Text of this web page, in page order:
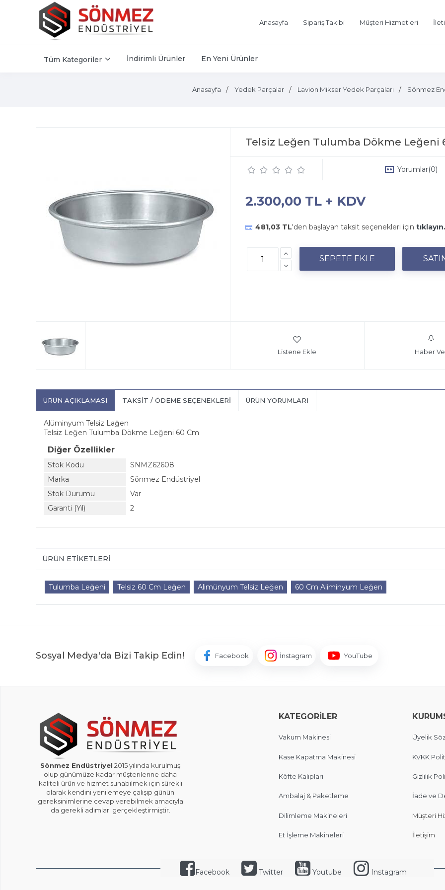
Anasayfa Sipariş Takibi Müşteri Hizmetleri
Tüm Kategoriler İndirimli Ürünler En Yeni Ürünler
Anasayfa Yedek Parçalar Lavion Mikser Yedek Parçaları Sönmez
Telsiz Leğen Tulumba Dökme Leğeni
Yorumlar(0)
2.300,00 TL + KDV
481,03 TL'den başlayan taksit seçenekleri için tıklayın.
Listene Ekle Haber
ÜRÜN AÇIKLAMASI TAKSIT / ÖDEME SEÇENEKLERI ÜRÜN YORUMLARI
Alüminyum Telsiz Lağen
Telsiz Leğen Tulumba Dökme Leğeni 60 Cm
Diğer Özellikler
Stok Kodu
SNMZ62608
Marka
Sönmez Endüstriyel
Stok Durumu
Var
Garanti (Yıl)
2
ÜRÜN ETIKETLERI
Tulumba Leğeni Telsiz 60 Cm Leğen Alimünyum Telsiz Leğen 60 Cm Aliminyum Leğen
Sosyal Medya'da Bizi Takip Edin! Facebook İnstagram YouTube
Sönmez Endüstriyel 2015 yılında kurulmuş
olup günümüze kadar müşterilerine daha
kaliteli ürün ve hizmet sunabilmek için sürekli
olarak kendini yenilemeye çalışıp günün
gereksinimlerine cevap verebilmek amacıyla
da gerekli adımları gerçekleştirmiştir.
KATEGORİLER
Vakum Makinesi
Kase Kapatma Makinesi
Köfte Kalıpları
Ambalaj & Paketleme
Dilimleme Makineleri
Et İşleme Makineleri
Üyelik
KVKK
Gizlilik
İade ve
Müşteri
İletişim
Facebook Twitter Youtube Instagram